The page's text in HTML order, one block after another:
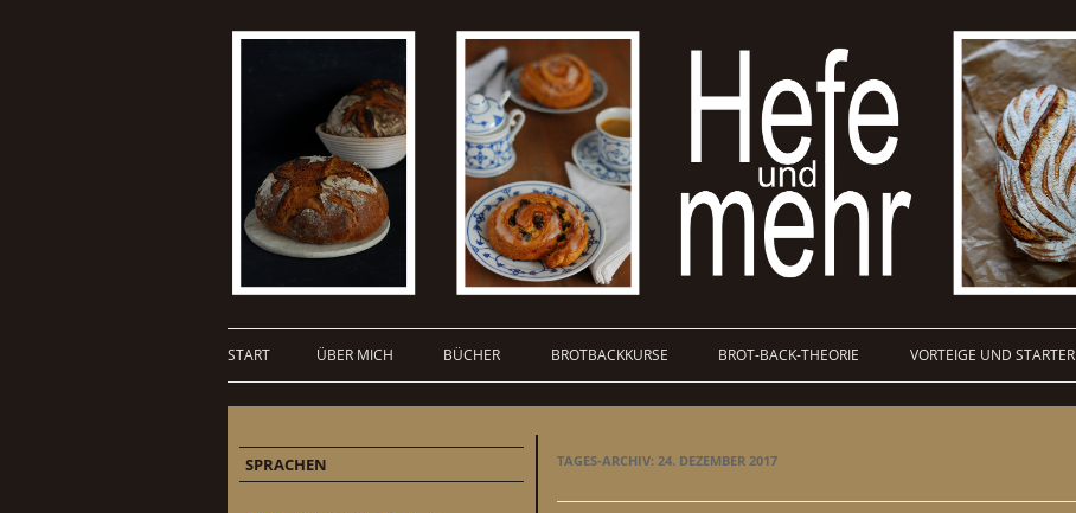
START ÜBER MICH BÜCHER BROTBACKKURSE BROT-BACK-THEORIE VORTEIGE UND STARTER
TAGES-ARCHIV: 24. DEZEMBER 2017
SPRACHEN